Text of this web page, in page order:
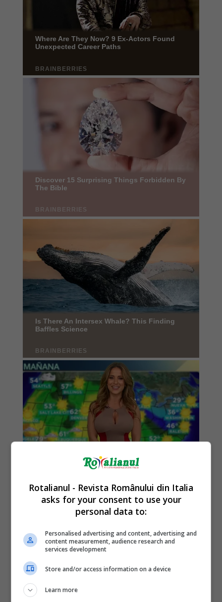
Rotalianul - Revista Românului din Italia
asks for your consent to use your
personal data to:
Personalised advertising and content, advertising and
content measurement, audience research and
services development
Store and/or access information on a device
Learn more